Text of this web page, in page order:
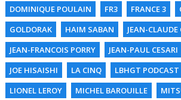
DOMINIQUE POULAIN
FR3 FRANCE 3
GOLDORAK
HAIM SABAN
JEAN-CLAUDE
JEAN-FRANCOIS PORRY
JEAN-PAUL CESARI
JOE HISAISHI
LA CINQ LBHGT PODCAST
LIONEL LEROY
MICHEL BAROUILLE